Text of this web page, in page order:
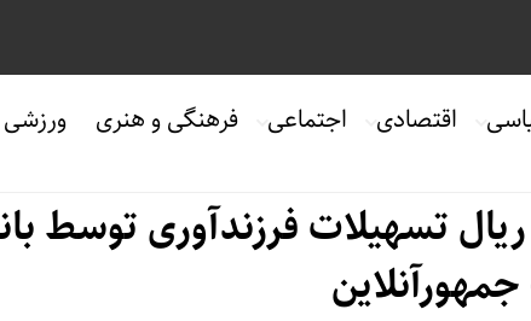
اقتصادی اجتماعی فرهنگی و هنری ورزشی
۸۰۷ میلیارد ریال تسهیلات فرزندآوری توسط